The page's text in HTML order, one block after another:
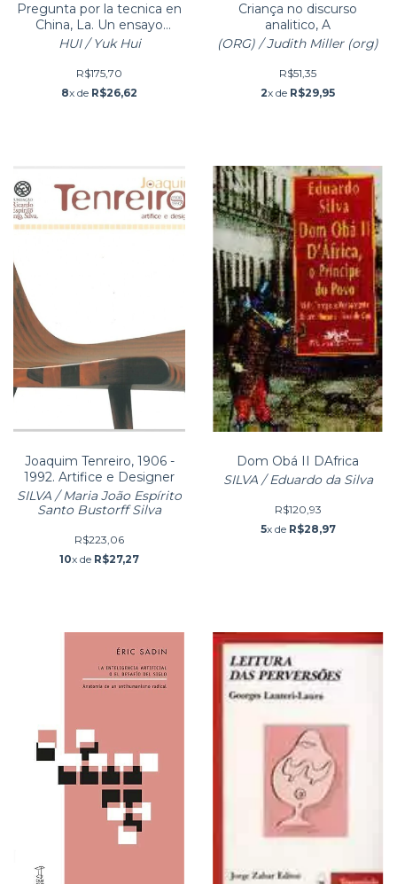
Pregunta por la tecnica en
China, La. Un ensayo
sobre cosmotecnica
HUI / Yuk Hui
R$175,70
8x de R$26,62
Criança no discurso
analitico, A
(ORG) / Judith Miller (org)
R$51,35
2x de R$29,95
Joaquim Tenreiro, 1906 -
1992. Artifice e Designer
SILVA / Maria João Espírito
Santo Bustorff Silva
R$223,06
10x de R$27,27
Dom Obá II DAfrica
SILVA / Eduardo da Silva
R$120,93
5x de R$28,97